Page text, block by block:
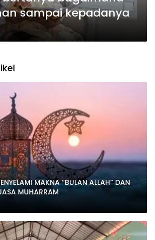
sampai kepadanya
MAKNA “BULAN ALLAH” DAN
MUHARRAM